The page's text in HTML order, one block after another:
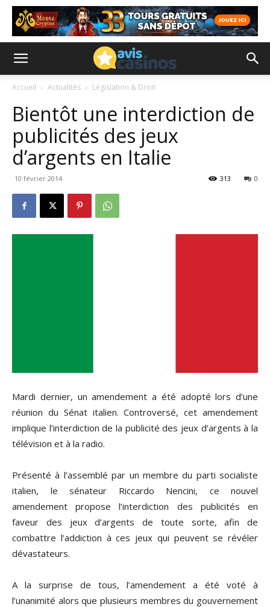
Accueil Actualités Législation & Droit
Bientôt une interdiction de
publicités des jeux
d’argents en Italie
10 février 2014 0
313
Mardi dernier, un amendement a été adopté lors d’une
réunion du Sénat italien. Controversé, cet amendement
implique l’interdiction de la publicité des jeux d’argents à la
télévision et à la radio.
Présenté à l’assemblé par un membre du parti socialiste
italien, le sénateur Riccardo Nencini, ce nouvel
amendement propose l’interdiction des publicités en
faveur des jeux d’argents de toute sorte, afin de
combattre l’addiction à ces jeux qui peuvent se révéler
dévastateurs.
A la surprise de tous, l’amendement a été voté à
l’unanimité alors que plusieurs membres du gouvernement